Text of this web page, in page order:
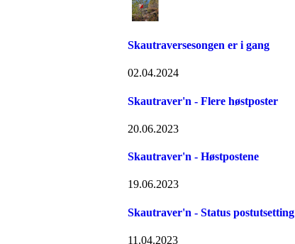
Skautraversesongen er i gang
02.04.2024
Skautraver'n - Flere høstposter
20.06.2023
Skautraver'n - Høstpostene
19.06.2023
Skautraver'n - Status postutsetting
11.04.2023